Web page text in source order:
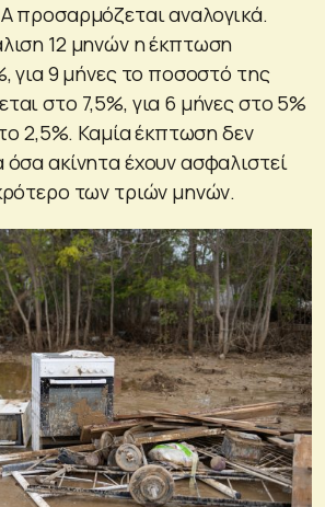
προσαρμόζεται αναλογικά.
12 μηνών η έκπτωση
για 9 μήνες το ποσοστό της
στο 7,5%, για 6 μήνες στο 5%
2,5%. Καμία έκπτωση δεν
ακίνητα έχουν ασφαλιστεί
των τριών μηνών.